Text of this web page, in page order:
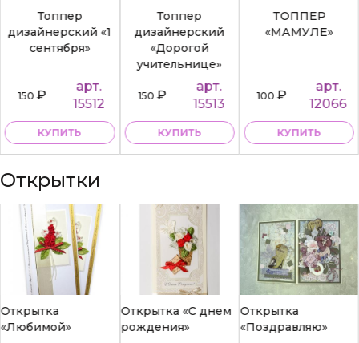
Топпер
дизайнерский «1
сентября»
150₽
арт.
15512
КУПИТЬ
Топпер
дизайнерский
«Дорогой
учительнице»
150₽
арт.
15513
КУПИТЬ
ТОППЕР
«МАМУЛЕ»
100₽
арт.
12066
КУПИТЬ
Открытки
Открытка
«Любимой»
Открытка «С днем
рождения»
Открытка
«Поздравляю»